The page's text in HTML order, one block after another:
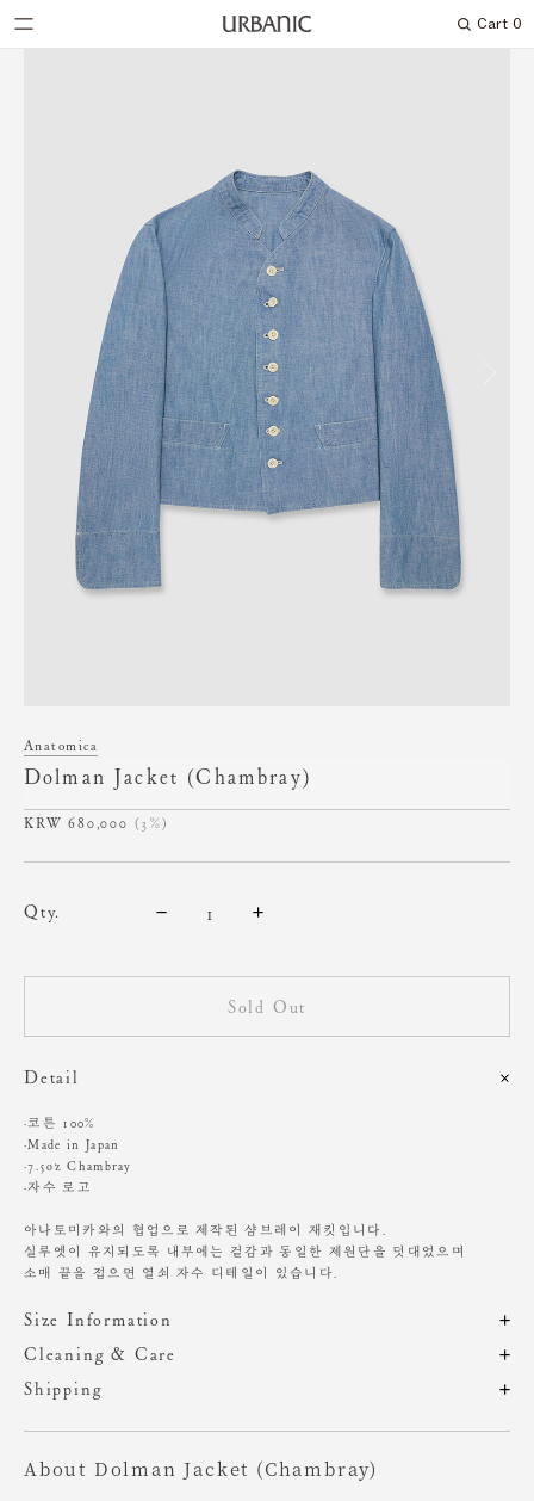
Search
Cart 0
Anatomica
Dolman Jacket (Chambray)
680,000 (3%)
qty.
Sold Out
Detail
·코튼 100%
·Made in Japan
·7.5oz Chambray
·자수 로고
아나토미카와의 협업으로 제작된 샴브레이 재킷입니다.
실루엣이 유지되도록 내부에는 겉감과 동일한 제원단을 덧대었으며
소매 끝을 접으면 열쇠 자수 디테일이 있습니다.
Size Information
제품의 일정 수량을 측정한 평균치수로 재는 방법과 위치에 따라 1~3cm
편차가 있을 수 있습니다. (치수단위 : cm)
OS 53 45 57
Cleaning & Care
해당 제품은 A/S가 불가하오니, 구매 전 참고 부탁 드립니다.
밝은 계열의 의류나 신발, 액세서리 등 착용 시 마찰에 주의해주세요.
Shipping
About Dolman Jacket (Chambray)